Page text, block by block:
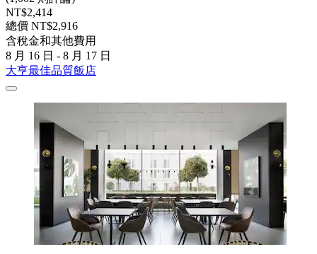
NT$2,414
總價 NT$2,916
含稅金和其他費用
8 月 16 日 - 8 月 17 日
大亨最佳品質飯店